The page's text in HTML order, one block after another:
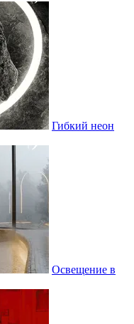
Гибкий неон
Освещение в